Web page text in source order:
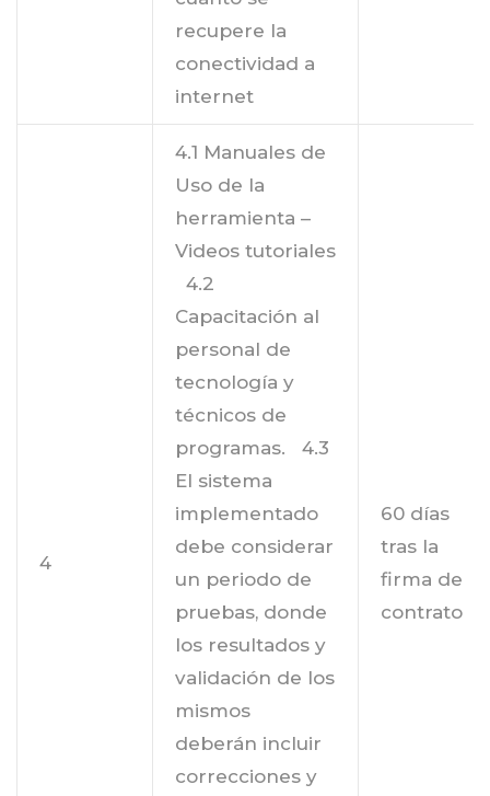
recupere la
conectividad a
internet
4
4.1 Manuales de
Uso de la
herramienta –
Videos tutoriales
4.2
Capacitación al
personal de
tecnología y
técnicos de
programas. 4.3
El sistema
implementado
debe considerar
un periodo de
pruebas, donde
los resultados y
validación de los
mismos
deberán incluir
correcciones y
60 días
tras la
firma de
contrato